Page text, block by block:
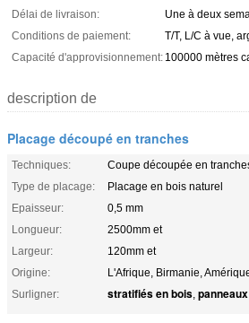
Délai de livraison:
Une à deux
Conditions de paiement:
T/T, L/C à vue,
Capacité d'approvisionnement: 100000 mètres
description de
Placage découpé en tranches
Techniques:
Coupe découpée en
Type de placage:
Placage en bois naturel
Epaisseur:
0,5 mm
Longueur:
2500mm et
Largeur:
120mm et
Origine:
L'Afrique, Birmanie,
Surligner:
stratifiés en bois,